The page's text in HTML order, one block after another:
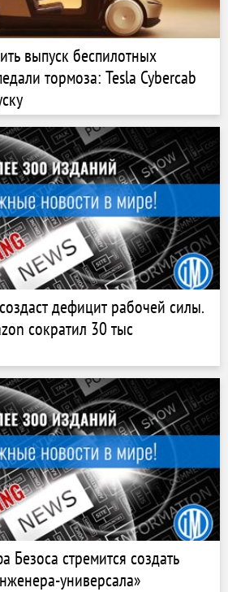
выпуск беспилотных
тормоза: Tesla Cybercab
дефицит рабочей силы.
сократил 30 тыс
стремится создать
универсала»